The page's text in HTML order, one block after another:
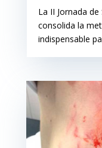
La II Jornada
consolida la
indispensable